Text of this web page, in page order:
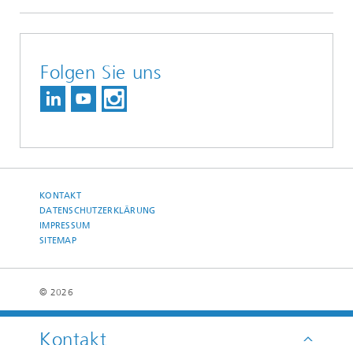
Kontakt
Folgen Sie uns
KONTAKT
DATENSCHUTZERKLÄRUNG
IMPRESSUM
SITEMAP
© 2026